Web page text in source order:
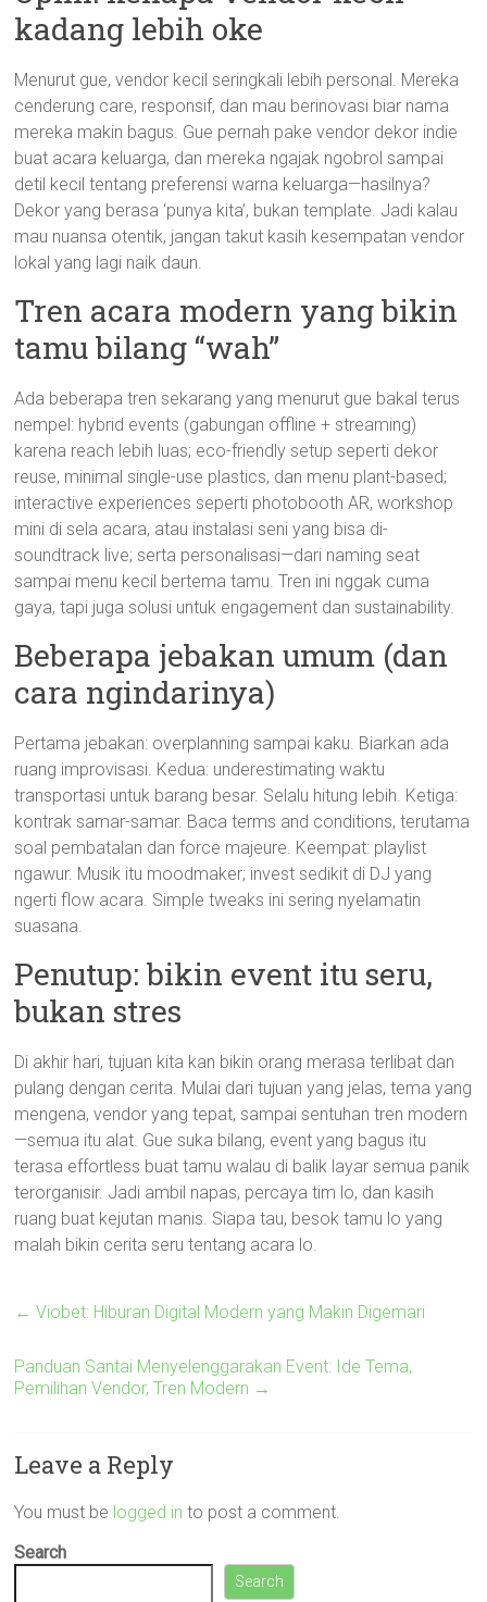
kadang lebih oke
Menurut gue, vendor kecil seringkali lebih personal. Mereka
cenderung care, responsif, dan mau berinovasi biar nama
mereka makin bagus. Gue pernah pake vendor dekor indie
buat acara keluarga, dan mereka ngajak ngobrol sampai
detil kecil tentang preferensi warna keluarga—hasilnya?
Dekor yang berasa ‘punya kita’, bukan template. Jadi kalau
mau nuansa otentik, jangan takut kasih kesempatan vendor
lokal yang lagi naik daun.
Tren acara modern yang bikin
tamu bilang “wah”
Ada beberapa tren sekarang yang menurut gue bakal terus
nempel: hybrid events (gabungan offline + streaming)
karena reach lebih luas; eco-friendly setup seperti dekor
reuse, minimal single-use plastics, dan menu plant-based;
interactive experiences seperti photobooth AR, workshop
mini di sela acara, atau instalasi seni yang bisa di-
soundtrack live; serta personalisasi—dari naming seat
sampai menu kecil bertema tamu. Tren ini nggak cuma
gaya, tapi juga solusi untuk engagement dan sustainability.
Beberapa jebakan umum (dan
cara ngindarinya)
Pertama jebakan: overplanning sampai kaku. Biarkan ada
ruang improvisasi. Kedua: underestimating waktu
transportasi untuk barang besar. Selalu hitung lebih. Ketiga:
kontrak samar-samar. Baca terms and conditions, terutama
soal pembatalan dan force majeure. Keempat: playlist
ngawur. Musik itu moodmaker; invest sedikit di DJ yang
ngerti flow acara. Simple tweaks ini sering nyelamatin
suasana.
Penutup: bikin event itu seru,
bukan stres
Di akhir hari, tujuan kita kan bikin orang merasa terlibat dan
pulang dengan cerita. Mulai dari tujuan yang jelas, tema yang
mengena, vendor yang tepat, sampai sentuhan tren modern
—semua itu alat. Gue suka bilang, event yang bagus itu
terasa effortless buat tamu walau di balik layar semua panik
terorganisir. Jadi ambil napas, percaya tim lo, dan kasih
ruang buat kejutan manis. Siapa tau, besok tamu lo yang
malah bikin cerita seru tentang acara lo.
← Viobet: Hiburan Digital Modern yang Makin Digemari
Panduan Santai Menyelenggarakan Event: Ide Tema,
Pemilihan Vendor, Tren Modern →
Leave a Reply
You must be logged in to post a comment.
Search
Search